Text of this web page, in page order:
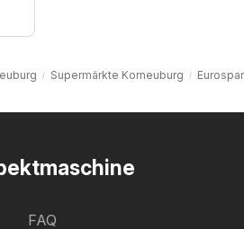
Supermärkte Korneuburg
FAQ